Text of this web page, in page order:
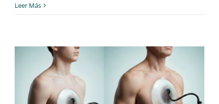
Leer Más